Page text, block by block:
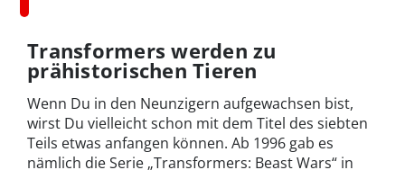
Transformers werden zu
prähistorischen Tieren
Wenn Du in den Neunzigern aufgewachsen bist,
wirst Du vielleicht schon mit dem Titel des siebten
Teils etwas anfangen können. Ab 1996 gab es
nämlich die Serie „Transformers: Beast Wars“ in